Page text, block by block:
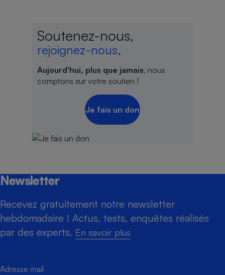
Soutenez-nous,
rejoignez-nous,
Aujourd'hui, plus que jamais, nous
comptons sur votre soutien !
Je fais un don
Newsletter
Recevez gratuitement notre newsletter
hebdomadaire ! Actus, tests, enquêtes réalisés
par des experts. En savoir plus
Adresse mail